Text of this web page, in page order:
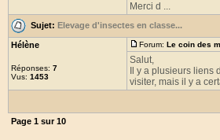
Merci d ...
Sujet: Elevage d'insectes en classe...
Hélène
Réponses: 7
Vus: 1453
Forum: Le coin des
Salut,
Il y a plusieurs
visiter, mais il y a
Page 1 sur10